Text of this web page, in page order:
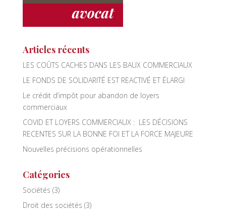
Articles récents
LES COÛTS CACHES DANS LES BAUX COMMERCIAUX
LE FONDS DE SOLIDARITÉ EST REACTIVÉ ET ÉLARGI
Le crédit d’impôt pour abandon de loyers
commerciaux
COVID ET LOYERS COMMERCIAUX : LES DÉCISIONS
RECENTES SUR LA BONNE FOI ET LA FORCE MAJEURE
Nouvelles précisions opérationnelles
Catégories
Sociétés (3)
Droit des sociétés (3)